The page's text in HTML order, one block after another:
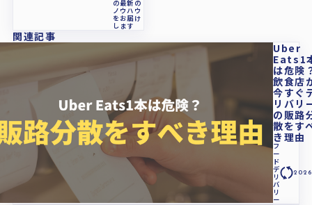
の最新の
ノウハウ
をお届け
します
関連記事
Uber
Eats1
は危険
飲食店
今すぐ
リバリ
の販路
散をす
き理由
フ
ー
ド
デ
リ
バ
リ
ー